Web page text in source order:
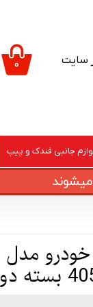
سایت
جانبی فندک و پیپ
۰